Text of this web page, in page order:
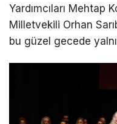
Yardımcıları Mehtap
Milletvekili Orhan
bu güzel gecede